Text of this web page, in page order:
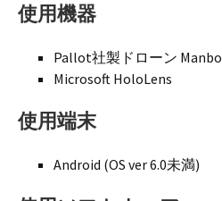
使用機器
Pallot社製ドローン Manbo
Microsoft HoloLens
使用端末
Android (OS ver 6.0未満)